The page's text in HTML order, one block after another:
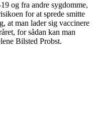
og fra andre sygdomme,
for at sprede smitte
at man lader sig vaccinere
for sådan kan man
Bilsted Probst.